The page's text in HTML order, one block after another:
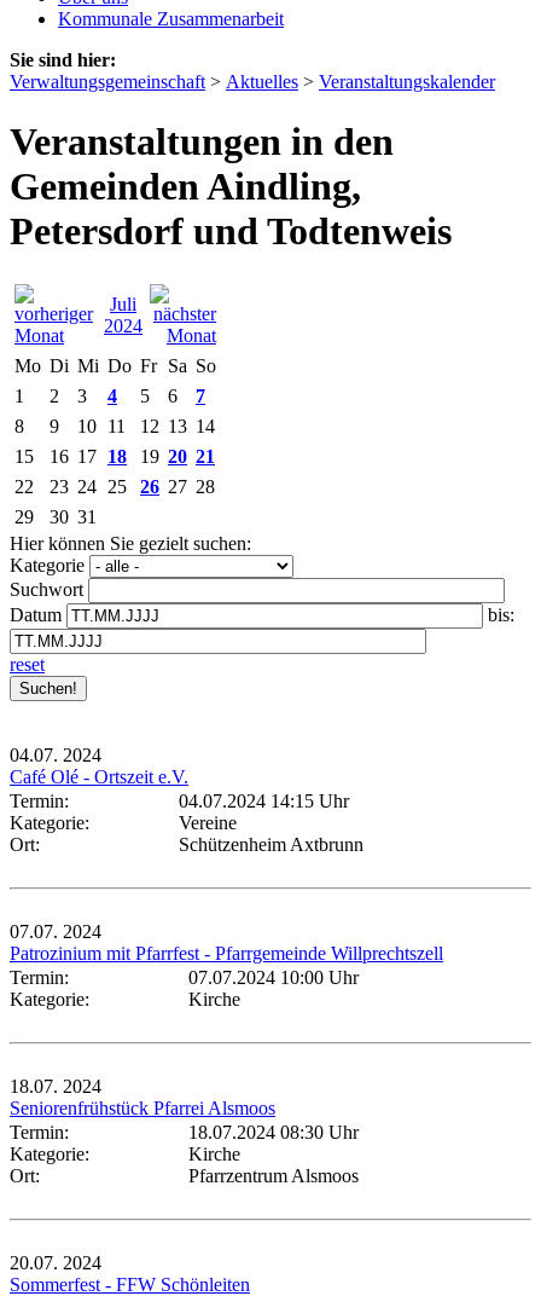
Kommunale Zusammenarbeit
Sie sind hier:
Verwaltungsgemeinschaft > Aktuelles > Veranstaltungskalender
Veranstaltungen in den
Gemeinden Aindling,
Petersdorf und Todtenweis
Juli
2024
Mo Di Mi Do Fr Sa So
1
2 3 4 5 6
7
8
9 10 11 12 13 14
15
16 17 18 19 20 21
22
23 24 25 26 27 28
29
30 31
Hier können Sie gezielt suchen:
Kategorie
Suchwort
Datum
bis:
reset
04.07. 2024
Café Olé - Ortszeit e.V.
Termin:
04.07.2024 14:15 Uhr
Kategorie:
Vereine
Ort:
Schützenheim Axtbrunn
07.07. 2024
Patrozinium mit Pfarrfest - Pfarrgemeinde Willprechtszell
Termin:
07.07.2024 10:00 Uhr
Kategorie:
Kirche
18.07. 2024
Seniorenfrühstück Pfarrei Alsmoos
Termin:
18.07.2024 08:30 Uhr
Kategorie:
Kirche
Ort:
Pfarrzentrum Alsmoos
20.07. 2024
Sommerfest - FFW Schönleiten